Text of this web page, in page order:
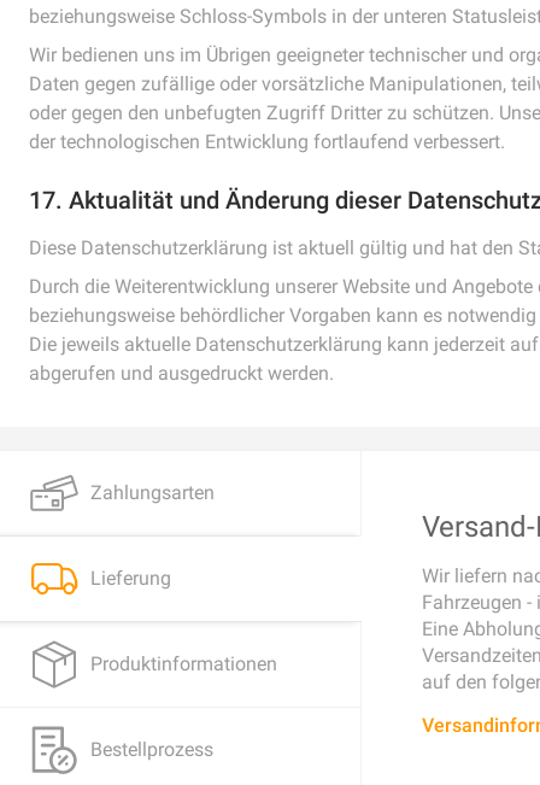
beziehungsweise Schloss-Symbols in der unteren
Wir bedienen uns im Übrigen geeigneter technischer und
Daten gegen zufällige oder vorsätzliche Manipulationen,
oder gegen den unbefugten Zugriff Dritter zu schützen.
der technologischen Entwicklung fortlaufend verbessert.
17. Aktualität und Änderung dieser
Diese Datenschutzerklärung ist aktuell gültig und hat den
Durch die Weiterentwicklung unserer Website und
beziehungsweise behördlicher Vorgaben kann es
Die jeweils aktuelle Datenschutzerklärung kann jederzeit
abgerufen und ausgedruckt werden.
Zahlungsarten
Lieferung
Produktinformationen
Bestellprozess
Wir liefern
Fahrzeugen
Eine
auf den